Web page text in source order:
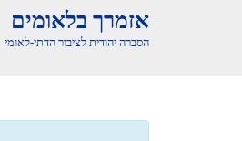
אזמרך בלאומים
הסברה יהודית לציבור הדתי-לאומי